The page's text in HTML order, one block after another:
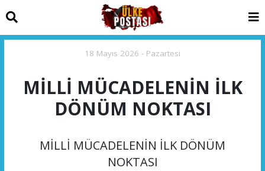
18 Mayıs 2026 - Pazartesi
MİLLİ MÜCADELENİN İLK
DÖNÜM NOKTASI
MİLLİ MÜCADELENİN İLK DÖNÜM
NOKTASI